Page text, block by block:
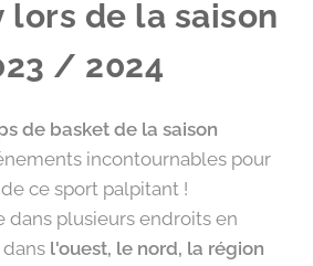
lors de la saison
/ 2024
de basket de la saison
incontournables pour
ce sport palpitant !
dans plusieurs endroits en
l'ouest, le nord, la région